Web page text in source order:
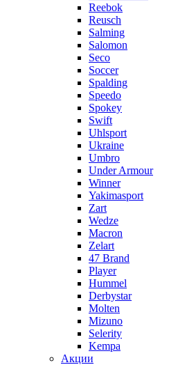
Reebok
Reusch
Salming
Salomon
Seco
Soccer
Spalding
Speedo
Spokey
Swift
Uhlsport
Ukraine
Umbro
Under Armour
Winner
Yakimasport
Zart
Wedze
Macron
Zelart
47 Brand
Player
Hummel
Derbystar
Molten
Mizuno
Selerity
Kempa
Акции